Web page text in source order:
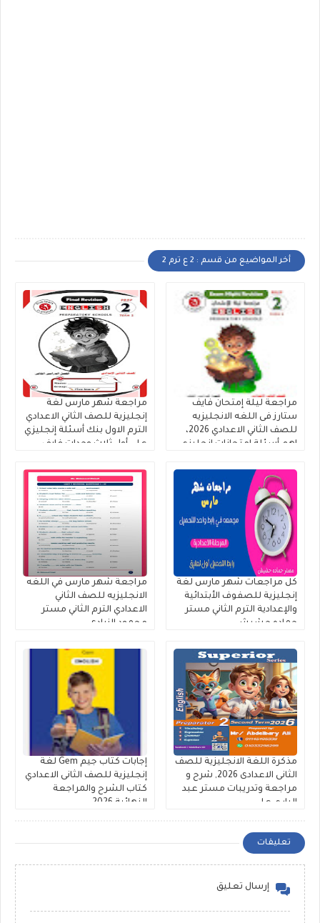
أخر المواضيع من قسم : 2 ع ترم 2
مراجعة ليلة إمتحان فايف
ستارز فى اللغه الانجليزيه
للصف الثاني الاعدادي 2026،
اهم أسئلة إمتحانات إنجليزي
مراجعة شهر مارس لغة
إنجليزية للصف الثاني الاعدادي
الترم الاول بنك أسئلة إنجليزي
على أول ثلاث وحدات فايف
كل مراجعات شهر مارس لغة
إنجليزية للصفوف الأبتدائية
والإعدادية الترم الثاني مستر
حماده حشيش
مراجعة شهر مارس في اللغه
الانجليزيه للصف الثاني
الاعدادي الترم الثاني مستر
محمود الزيادى
مذكرة اللغة الانجليزية للصف
الثانى الاعدادى 2026, شرح و
مراجعة وتدريبات مستر عبد
الباري علي
إجابات كتاب جيم Gem لغة
إنجليزية للصف الثانى الاعدادي
كتاب الشرح والمراجعة
النهائية 2026
تعليقات
إرسال تعليق